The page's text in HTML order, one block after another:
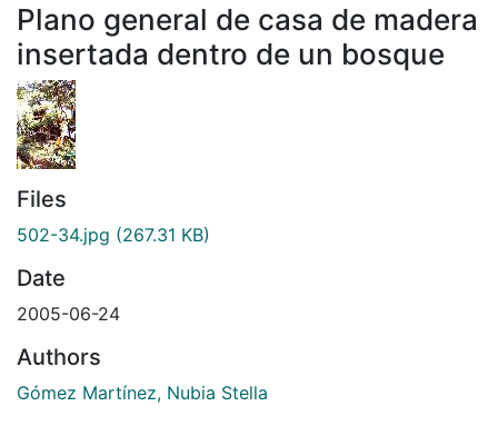
Plano general de casa de madera
insertada dentro de un bosque
Files
502-34.jpg (267.31 KB)
Date
2005-06-24
Authors
Gómez Martínez, Nubia Stella